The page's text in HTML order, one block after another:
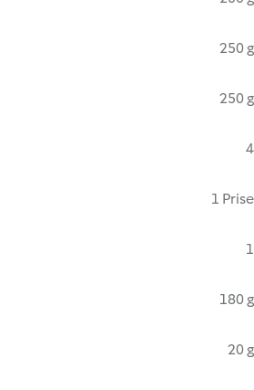
250 g
250 g
4
1 Prise
1
180 g
20 g